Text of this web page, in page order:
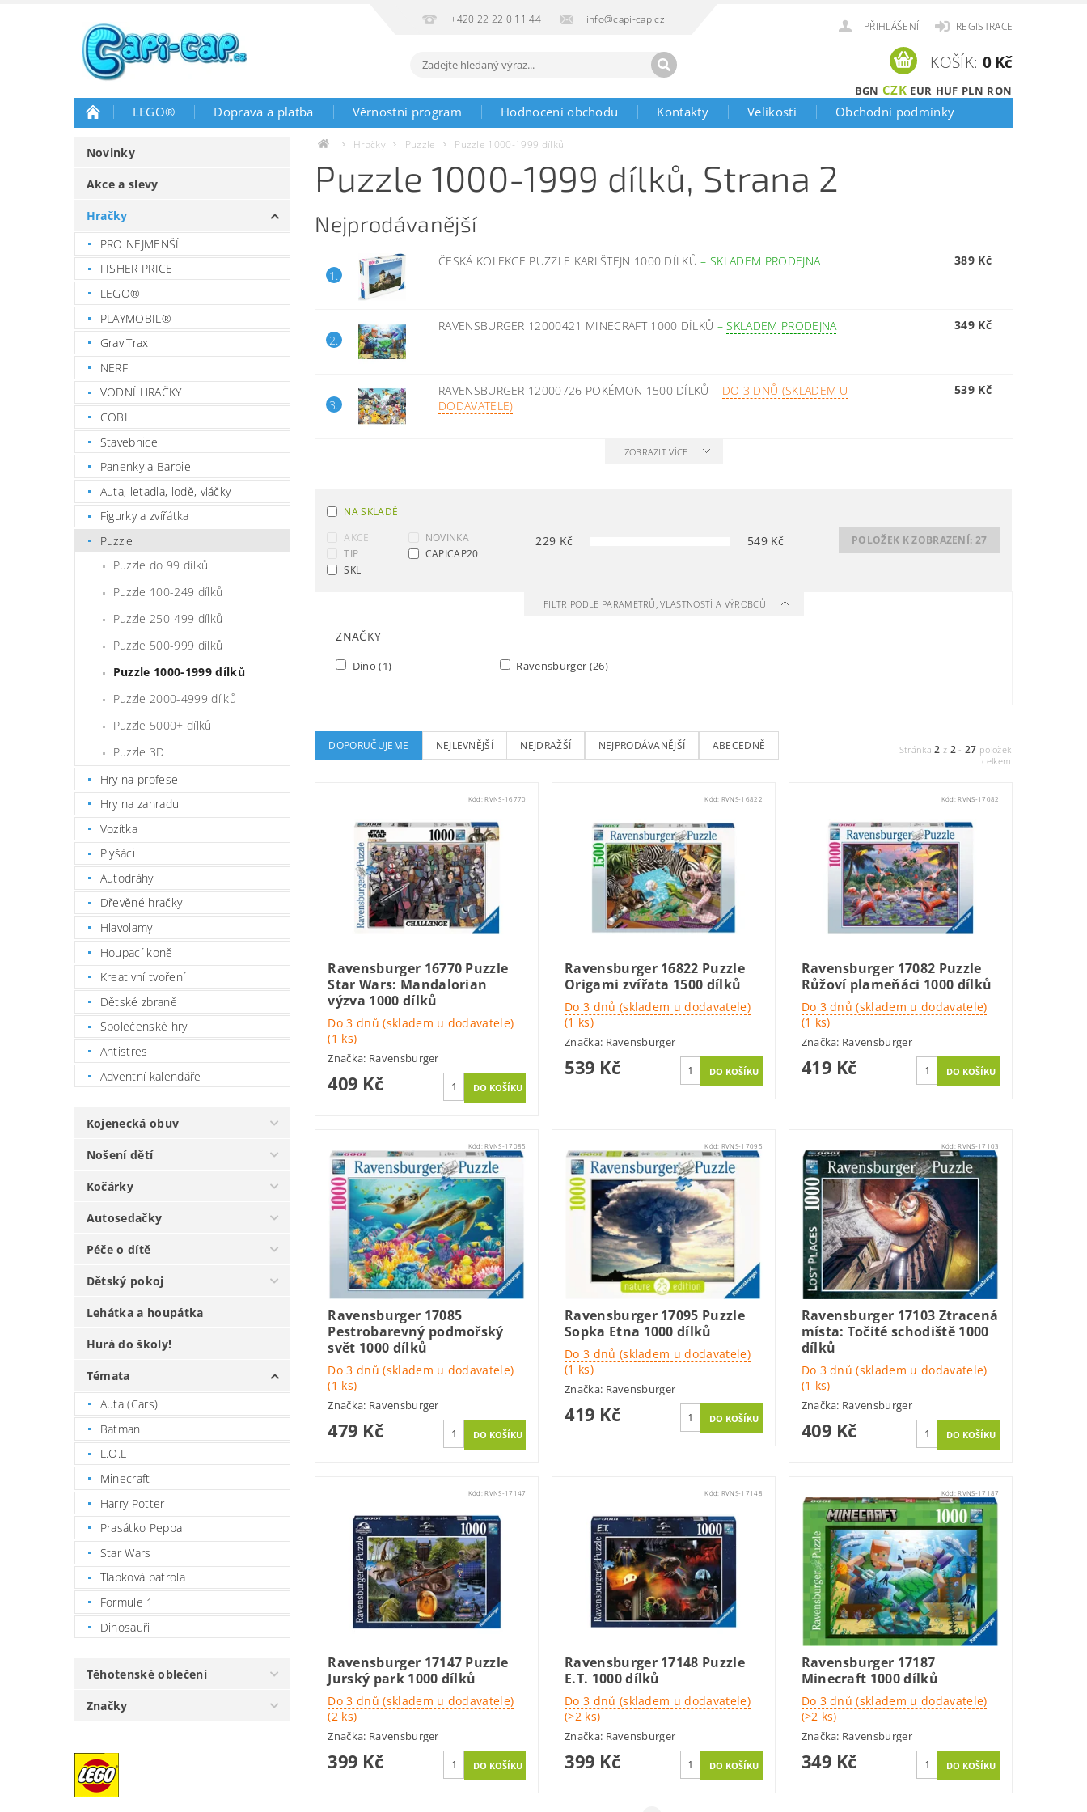
+420 22 22 0 11 44 info@capi-cap.cz
PŘIHLÁŠENÍ REGISTRACE
BGN CZK EUR HUF PLN RON
KOŠÍK: 0 Kč
LEGO® Doprava a platba Věrnostní program Hodnocení obchodu Kontakty Velikosti Obchodní podmínky
Novinky
Akce a slevy
Hračky
PRO NEJMENŠÍ
FISHER PRICE
LEGO®
PLAYMOBIL®
GraviTrax
NERF
VODNÍ HRAČKY
COBI
Stavebnice
Panenky a Barbie
Auta, letadla, lodě, vláčky
Figurky a zvířátka
Puzzle
Puzzle do 99 dílků
Puzzle 100-249 dílků
Puzzle 250-499 dílků
Puzzle 500-999 dílků
Puzzle 1000-1999 dílků
Puzzle 2000-4999 dílků
Puzzle 5000+ dílků
Puzzle 3D
Hry na profese
Hry na zahradu
Vozítka
Plyšáci
Autodráhy
Dřevěné hračky
Hlavolamy
Houpací koně
Kreativní tvoření
Dětské zbraně
Společenské hry
Antistres
Adventní kalendáře
Kojenecká obuv
Nošení dětí
Kočárky
Autosedačky
Péče o dítě
Dětský pokoj
Lehátka a houpátka
Hurá do školy!
Témata
Auta (Cars)
Batman
L.O.L
Minecraft
Harry Potter
Prasátko Peppa
Star Wars
Tlapková patrola
Formule 1
Dinosauři
Těhotenské oblečení
Značky
Hračky Puzzle Puzzle 1000-1999 dílků
Puzzle 1000-1999 dílků, Strana 2
Nejprodávanější
1.
ČESKÁ KOLEKCE PUZZLE KARLŠTEJN 1000 DÍLKŮ–SKLADEM PRODEJNA 389 Kč
2.
RAVENSBURGER 12000421 MINECRAFT 1000 DÍLKŮ –SKLADEM PRODEJNA 349 Kč
3.
RAVENSBURGER 12000726 POKÉMON 1500 DÍLKŮ– DO 3 DNŮ (SKLADEM U
DODAVATELE)
539 Kč
ZOBRAZIT VÍCE
NA SKLADĚ
AKCE
NOVINKA
TIP
CAPICAP20
SKL
229 Kč 549Kč POLOŽEK K ZOBRAZENÍ: 27
FILTR PODLE PARAMETRŮ, VLASTNOSTÍ A VÝROBCŮ
ZNAČKY
Dino(1) Ravensburger (26)
DOPORUČUJEME NEJLEVNĚJŠÍ NEJDRAŽŠÍ NEJPRODÁVANĚJŠÍ ABECEDNĚ Stránka2 z 2 - 27 položek
celkem
Kód:RVNS-16770
Ravensburger 16770 Puzzle
Star Wars: Mandalorian
výzva 1000 dílků
Do 3 dnů (skladem u dodavatele)
(1 ks)
Značka: Ravensburger
409 Kč
Kód: RVNS-16822
Ravensburger 16822 Puzzle
Origami zvířata 1500 dílků
Do 3 dnů (skladem u dodavatele)
(1 ks)
Značka: Ravensburger
539 Kč
Kód:RVNS-17082
Ravensburger 17082 Puzzle
Růžoví plameňáci 1000 dílků
Do 3 dnů (skladem u dodavatele)
(1 ks)
Značka: Ravensburger
419 Kč
Kód:RVNS-17085
Ravensburger 17085
Pestrobarevný podmořský
svět 1000 dílků
Do 3 dnů (skladem u dodavatele)
(1 ks)
Značka: Ravensburger
479 Kč
Kód: RVNS-17095
Ravensburger 17095 Puzzle
Sopka Etna 1000 dílků
Do 3 dnů (skladem u dodavatele)
(1 ks)
Značka: Ravensburger
419 Kč
Kód:RVNS-17103
Ravensburger 17103 Ztracená
místa: Točité schodiště 1000
dílků
Do 3 dnů (skladem u dodavatele)
(1 ks)
Značka: Ravensburger
409 Kč
Kód:RVNS-17147
Ravensburger 17147 Puzzle
Jurský park 1000 dílků
Do 3 dnů (skladem u dodavatele)
(2 ks)
Značka: Ravensburger
399 Kč
Kód: RVNS-17148
Ravensburger 17148 Puzzle
E.T. 1000 dílků
Do 3 dnů (skladem u dodavatele)
(>2 ks)
Značka: Ravensburger
399 Kč
Kód:RVNS-17187
Ravensburger 17187
Minecraft 1000 dílků
Do 3 dnů (skladem u dodavatele)
(>2 ks)
Značka: Ravensburger
349 Kč